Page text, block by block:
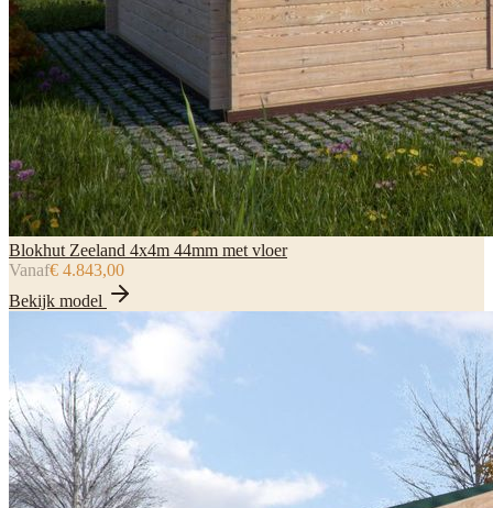
Blokhut Zeeland 4x4m 44mm met vloer
Vanaf€ 4.843,00
Bekijk model